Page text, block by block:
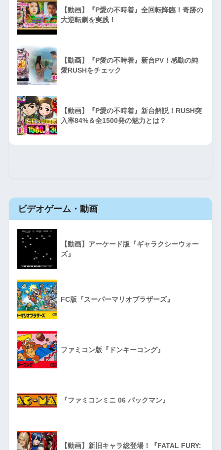
【動画】『P愛の不時着』全回転降臨！奇跡の
大逆転劇を実践！
【動画】『P愛の不時着』新台PV！感動の純
愛RUSHをチェック
【動画】『P愛の不時着』新台解説！RUSH突
入率84%＆全1500発の魅力とは？
ビデオゲーム・動画
【動画】アーケード版『ギャラクシーウォー
ズ』
FC版『スーパーマリオブラザーズ』
ファミコン版『ドンキーコング』
『ファミコンミニ 06 パックマン』
【動画】新旧キャラ総登場！『FATAL FURY: